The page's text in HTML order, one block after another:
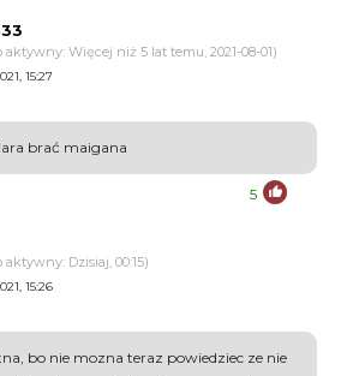
aktywny: Więcej niż 5 lat temu, 2021-08-01)
15:27
brać maigana
5
aktywny: Dzisiaj, 00:15)
15:26
bo nie mozna teraz powiedziec ze nie